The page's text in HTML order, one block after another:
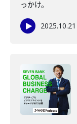
っかけ。
2025.10.21